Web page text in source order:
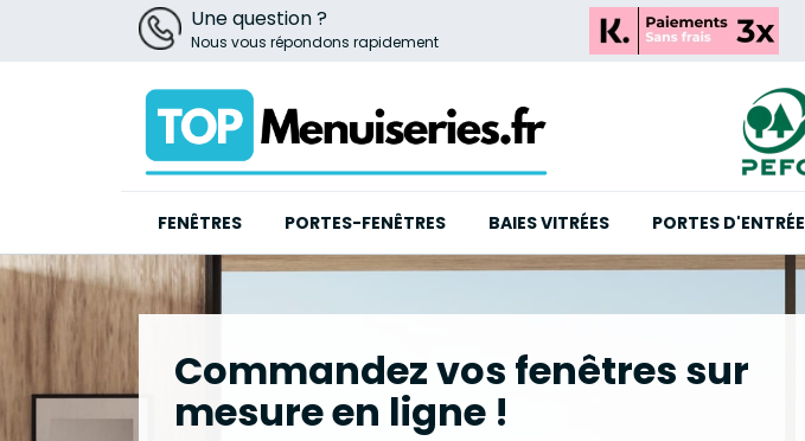
Une question ?
Nous vous répondons rapidement
FENÊTRES PORTES-FENÊTRES BAIES VITRÉES PORTES D'ENTRÉE
Commandez vos fenêtres sur
mesure en ligne !